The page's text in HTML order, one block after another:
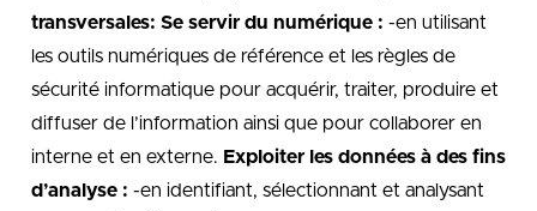
transversales: Se servir du numérique : -en utilisant
les outils numériques de référence et les règles de
sécurité informatique pour acquérir, traiter, produire et
diffuser de l’information ainsi que pour collaborer en
interne et en externe. Exploiter les données à des fins
d’analyse : -en identifiant, sélectionnant et analysant